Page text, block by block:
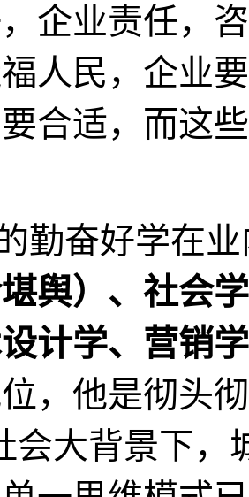
企业责任，
人民，企业
合适，而这
勤奋好学在
舆）、社会
计学、营销
，他是彻头
会大背景下，